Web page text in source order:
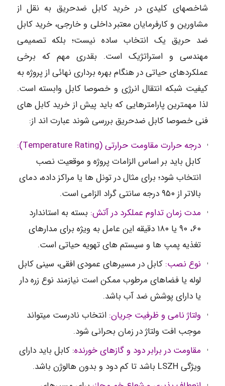
شاخصهای کلیدی در خرید کابل ضدحریق به نقل از
مشاورین و کارفرمایان معتبر داخلی و خارجی، خرید کابل
ضد حریق یک انتخاب ساده نیست؛ بلکه تصمیمی
مهندسی و استراتژیک است. بقدری مهم که برخی
عملکردهای حیاتی در هنگام بهره برداری نهائی از پروژه به
کیفیت شبکه انتقال انرژی و خصوصا کابل وابسته است.
لذا مهمترین پارامترهایی که باید پیش از خرید کابل های
فنی خصوصا کابل ضدحریق بررسی شوند عبارت اند از:
درجه حرارت مقاومت حرارتی (Temperature Rating):
کابل باید بر اساس الزامات پروژه و موقعیت نصب
انتخاب شود؛ برای مثال در تونل ها یا مراکز داده، دمای
بالاتر از ۹۵۰ درجه سانتی گراد الزامی است.
مدت زمان تداوم عملکرد در آتش: بسته به استاندارد
۶۰، ۹۰ یا ۱۸۰ دقیقه این عامل به ویژه برای مدارهای
تغذیه پمپ ها و سیستم های تهویه حیاتی است.
نوع نصب: کابل در مسیرهای عمودی افقی، سینی کابل
لوله یا فضاهای مرطوب ممکن است نیازمند نوع زره دار
یا دارای پوشش ضد آب باشد.
ولتاژ نامی و ظرفیت جریان: انتخاب نادرست میتواند
موجب افت ولتاژ در زمان بحرانی شود.
مقاومت در برابر دود و گازهای خورنده: کابل باید دارای
ویژگی LSZH باشد تا کم دود و بدون هالوژن باشد.